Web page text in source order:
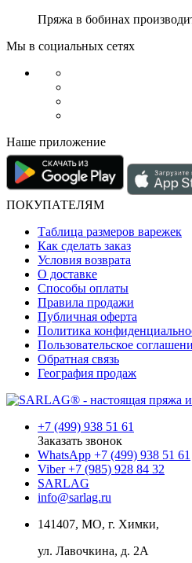
Пряжа в бобинах
Мы в социальных сетях
Наше приложение
ПОКУПАТЕЛЯМ
Таблица размеров варежек
Как сделать заказ
Условия возврата
О доставке
Способы оплаты
Правила продажи
Публичная оферта
Политика
Пользовательское
Обратная связь
География продаж
+7 (499) 938 51 61
Заказать звонок
WhatsApp +7 (499) 938 51 61
Viber +7 (985) 928 84 32
SARLAG
info@sarlag.ru
141407, МО, г. Химки,
ул. Лавочкина, д. 2А